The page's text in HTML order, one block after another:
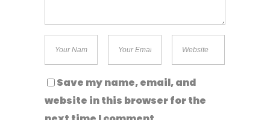
Save my name, email, and
website in this browser for the